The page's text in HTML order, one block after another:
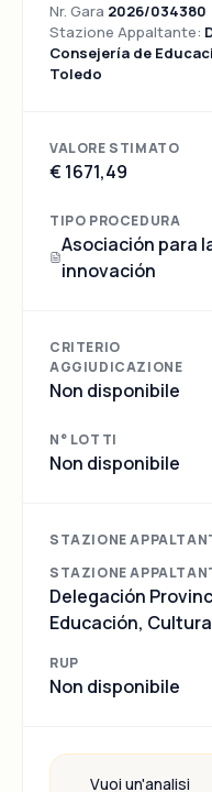
Nr. Gara 2026/034380
Stazione Appaltante:
Consejería de
Toledo
VALORE STIMATO
€ 1671,49
TIPO PROCEDURA
Asociación para
innovación
CRITERIO
AGGIUDICAZIONE
Non disponibile
N° LOTTI
Non disponibile
STAZIONE
STAZIONE
Delegación
Educación,
RUP
Non disponibile
Vuoi un'analisi